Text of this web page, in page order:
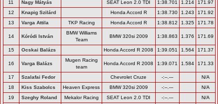
11 Nagy Mátyás SEAT Leon 2.0 TDI 1:38.701 1.214
171.97
12
Knapig Szilárd Honda Accord R 1:38.730 1.243
171.92
13
Varga Attila TKP Racing Honda Accord R 1:38.812 1.325 171.78
14 Kóródi István
BMW Williams
Team
BMW 320si 2009 1:38.863 1.376 171.69
15 Ocskai Balázs Honda Accord R 2008 1:39.051 1.564 171.37
16 Varga Balázs
Mugen Racing
team
Honda Accord R 2008 1:39.071 1.584 171.33
17 Szalafai Fedor Chevrolet Cruze -:--.---
N/A
18
Kiss Szabolcs Heaven Express BMW 320si 2009 -:--.---
N/A
19
Szeghy Roland Mekalor Racing SEAT Leon 2.0 TDI -:--.--- N/A